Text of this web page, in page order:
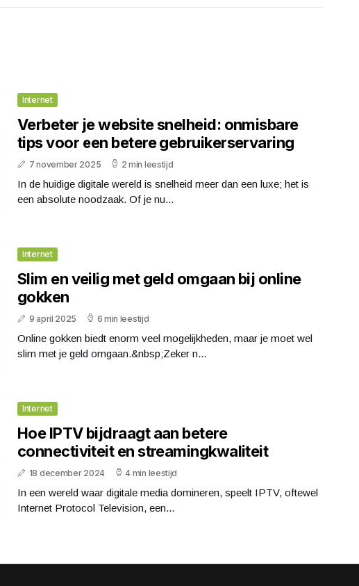
Internet
Verbeter je website snelheid: onmisbare
tips voor een betere gebruikerservaring
7 november 2025 2 min leestijd
In de huidige digitale wereld is snelheid meer dan een luxe; het is
een absolute noodzaak. Of je nu...
Internet
Slim en veilig met geld omgaan bij online
gokken
9 april 2025 6 min leestijd
Online gokken biedt enorm veel mogelijkheden, maar je moet wel
slim met je geld omgaan.&nbsp;Zeker n...
Internet
Hoe IPTV bijdraagt aan betere
connectiviteit en streamingkwaliteit
18 december 2024 4 min leestijd
In een wereld waar digitale media domineren, speelt IPTV, oftewel
Internet Protocol Television, een...